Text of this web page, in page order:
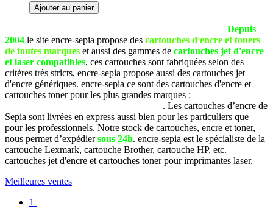
Depuis
2004 le site encre-sepia propose des cartouches d'encre et toners
de toutes marques et aussi des gammes de cartouches jet d'encre
et laser compatibles, ces cartouches sont fabriquées selon des
critères très stricts, encre-sepia propose aussi des cartouches jet
d'encre génériques. encre-sepia ce sont des cartouches d'encre et
cartouches toner pour les plus grandes marques :
. Les cartouches d’encre de
Sepia sont livrées en express aussi bien pour les particuliers que
pour les professionnels. Notre stock de cartouches, encre et toner,
nous permet d’expédiersous 24h. encre-sepia est le spécialiste de la
cartouche Lexmark, cartouche Brother, cartouche HP, etc.
cartouches jet d'encre et cartouches toner pour imprimantes laser.
Meilleures ventes
1